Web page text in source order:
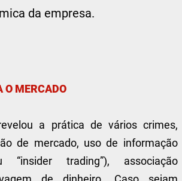
da empresa.
O MERCADO
a prática de vários crimes,
de mercado, uso de informação
“insider trading”), associação